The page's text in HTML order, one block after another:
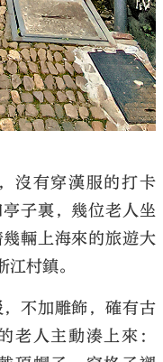
沒有穿漢服的打卡
子裏，幾位老人坐
輛上海來的旅遊大
村鎮。
不加雕飾，確有古
老人主動湊上來：